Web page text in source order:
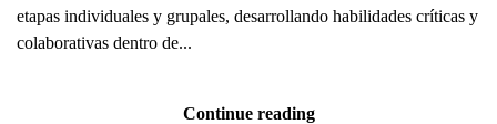
etapas individuales y grupales, desarrollando habilidades críticas y
colaborativas dentro de...
Continue reading